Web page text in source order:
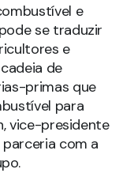
e
se traduzir
e
de
primas que
para
vice-presidente
com a